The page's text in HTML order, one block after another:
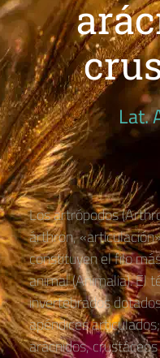
Lat.
Los artrópodos
árthron,
constituyen el filo
animal (Animalia). El
invertebrados
apéndices
arácnidos,